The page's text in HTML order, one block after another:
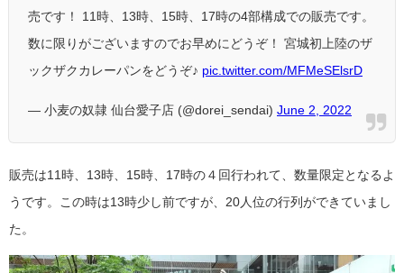
売です！ 11時、13時、15時、17時の4部構成での販売です。
数に限りがございますのでお早めにどうぞ！ 宮城初上陸のザ
ックザクカレーパンをどうぞ♪ pic.twitter.com/MFMeSElsrD
— 小麦の奴隷 仙台愛子店 (@dorei_sendai) June 2, 2022
販売は11時、13時、15時、17時の４回行われて、数量限定となるよ
うです。この時は13時少し前ですが、20人位の行列ができていまし
た。